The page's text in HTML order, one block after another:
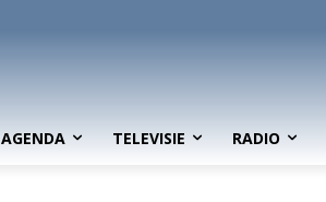
AGENDA TELEVISIE RADIO